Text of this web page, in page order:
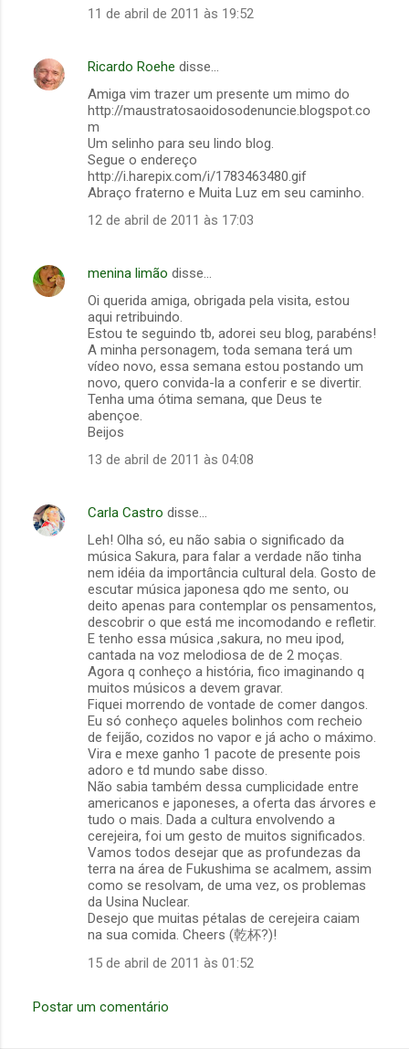
11 de abril de 2011 às 19:52
Ricardo Roehe disse…
Amiga vim trazer um presente um mimo do
http://maustratosaoidosodenuncie.blogspot.co
m
Um selinho para seu lindo blog.
Segue o endereço
http://i.harepix.com/i/1783463480.gif
Abraço fraterno e Muita Luz em seu caminho.
12 de abril de 2011 às 17:03
menina limão disse…
Oi querida amiga, obrigada pela visita, estou
aqui retribuindo.
Estou te seguindo tb, adorei seu blog, parabéns!
A minha personagem, toda semana terá um
vídeo novo, essa semana estou postando um
novo, quero convida-la a conferir e se divertir.
Tenha uma ótima semana, que Deus te
abençoe.
Beijos
13 de abril de 2011 às 04:08
Carla Castro disse…
Leh! Olha só, eu não sabia o significado da
música Sakura, para falar a verdade não tinha
nem idéia da importância cultural dela. Gosto de
escutar música japonesa qdo me sento, ou
deito apenas para contemplar os pensamentos,
descobrir o que está me incomodando e refletir.
E tenho essa música ,sakura, no meu ipod,
cantada na voz melodiosa de de 2 moças.
Agora q conheço a história, fico imaginando q
muitos músicos a devem gravar.
Fiquei morrendo de vontade de comer dangos.
Eu só conheço aqueles bolinhos com recheio
de feijão, cozidos no vapor e já acho o máximo.
Vira e mexe ganho 1 pacote de presente pois
adoro e td mundo sabe disso.
Não sabia também dessa cumplicidade entre
americanos e japoneses, a oferta das árvores e
tudo o mais. Dada a cultura envolvendo a
cerejeira, foi um gesto de muitos significados.
Vamos todos desejar que as profundezas da
terra na área de Fukushima se acalmem, assim
como se resolvam, de uma vez, os problemas
da Usina Nuclear.
Desejo que muitas pétalas de cerejeira caiam
na sua comida. Cheers (乾杯?)!
15 de abril de 2011 às 01:52
Postar um comentário